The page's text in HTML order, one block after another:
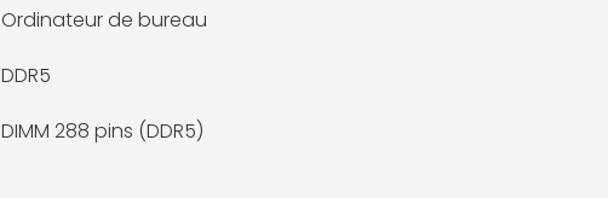
Ordinateur de bureau
DDR5
DIMM 288 pins (DDR5)